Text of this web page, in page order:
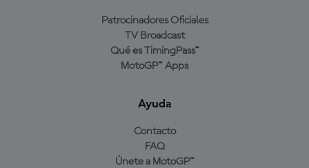
Patrocinadores Oficiales
TV Broadcast
Qué es TimingPass™
MotoGP™ Apps
Ayuda
Contacto
FAQ
Únete a MotoGP™